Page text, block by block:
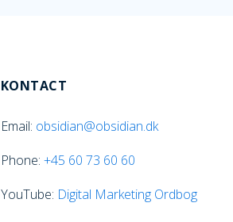
KONTACT
Email: obsidian@obsidian.dk
Phone: +45 60 73 60 60
YouTube: Digital Marketing Ordbog